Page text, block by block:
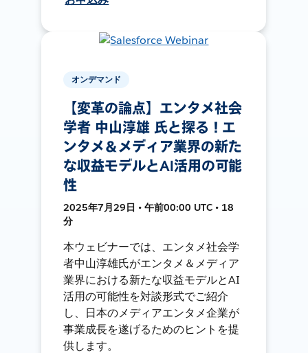
オンデマンド
【変革の論点】エンタメ社会
学者 中山淳雄 氏と探る！エ
ンタメ＆メディア業界の新た
な収益モデルとAI活用の可能
性
2025年7月29日 • 午前00:00 UTC • 18
分
本ウェビナーでは、エンタメ社会学
者中山淳雄氏がエンタメ＆メディア
業界における新たな収益モデルとAI
活用の可能性を対談形式でご紹介
し、日本のメディアエンタメ企業が
事業成長を遂げるためのヒントを提
供します。